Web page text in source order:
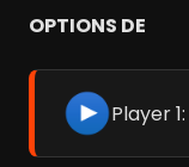
OPTIONS DE
Player 1: